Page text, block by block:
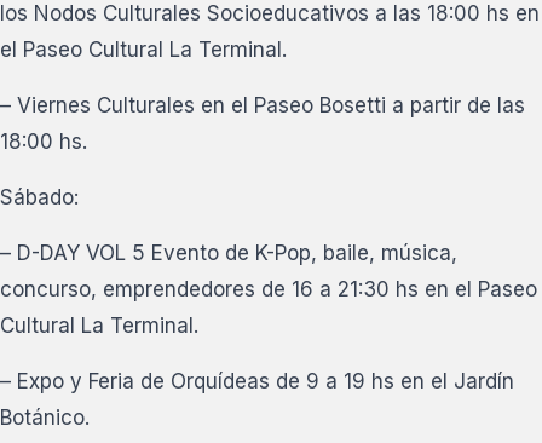
los Nodos Culturales Socioeducativos a las 18:00 hs en
el Paseo Cultural La Terminal.
– Viernes Culturales en el Paseo Bosetti a partir de las
18:00 hs.
Sábado:
– D-DAY VOL 5 Evento de K-Pop, baile, música,
concurso, emprendedores de 16 a 21:30 hs en el Paseo
Cultural La Terminal.
– Expo y Feria de Orquídeas de 9 a 19 hs en el Jardín
Botánico.